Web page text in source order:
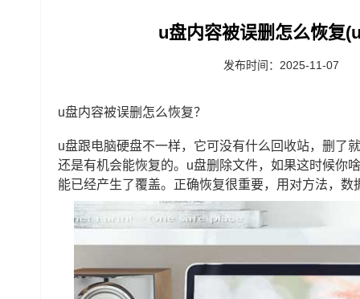
u盘内容被误删怎么恢复
发布时间：2025-11-07
u盘内容被误删怎么恢复？
u盘跟电脑硬盘不一样，它可没有什么回收站，删了
还是有机会能恢复的。u盘删除文件，如果这时候你
能已经产生了覆盖。正确恢复很重要，用对方法，数